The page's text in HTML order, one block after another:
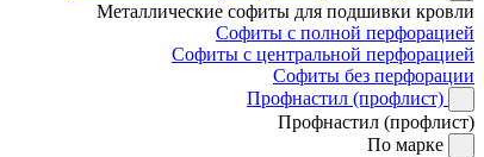
Металлические софиты для подшивки кровли
Софиты с полной перфорацией
Софиты с центральной перфорацией
Софиты без перфорации
Профнастил (профлист)
Профнастил (профлист)
По марке